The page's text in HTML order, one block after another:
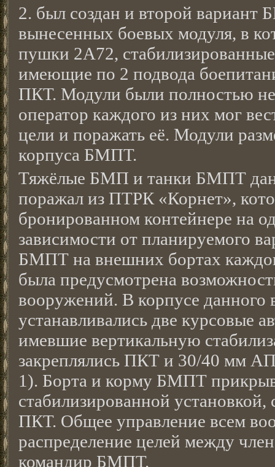
2. был создан и второй
вынесенных боевых модуля, в
пушки 2А72,
имеющие по 2 подвода
ПКТ. Модули были полностью
оператор каждого из них мог
цели и поражать её. Модули
корпуса БМПТ.
Тяжёлые БМП и танки БМПТ
поражал из ПТРК «Корнет»,
бронированном контейнере на
зависимости от планируемого
БМПТ на внешних бортах
была предусмотрена
вооружений. В корпусе
устанавливались две курсовые
имевшие вертикальную
закреплялись ПКТ и 30/40 мм
1). Борта и корму БМПТ
стабилизированной
ПКТ. Общее управление всем
распределение целей между
командир БМПТ.